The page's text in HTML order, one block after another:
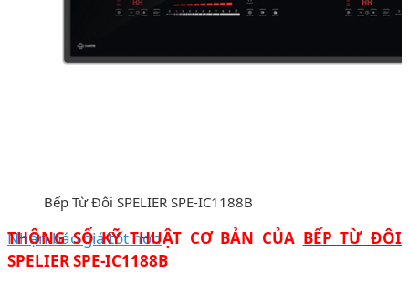
Bếp Từ Đôi SPELIER SPE-IC1188B
Nhận báo giá tốt hơn
THÔNG SỐ KỸ THUẬT CƠ BẢN CỦA BẾP TỪ ĐÔI
SPELIER SPE-IC1188B